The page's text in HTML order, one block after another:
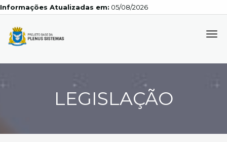
Atualizadas em: 05/08/2026
LEGISLAÇÃO